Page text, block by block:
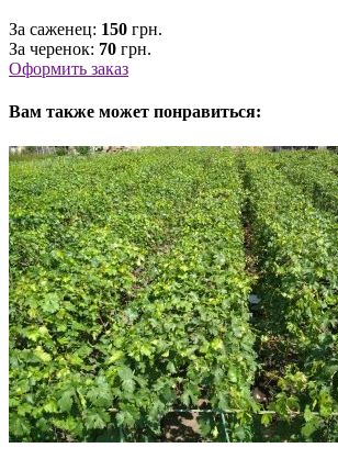
За саженец: 150 грн.
За черенок: 70 грн.
Оформить заказ
Вам также может понравиться: